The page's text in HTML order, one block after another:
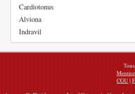
Cardiotonus
Alviona
Indravil
CGU|